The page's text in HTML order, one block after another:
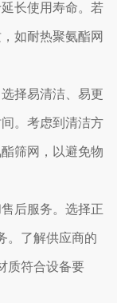
长使用寿命。若
如耐热聚氨酯网
择易清洁、易更
。考虑到清洁方
筛网，以避免物
后服务。选择正
。了解供应商的
质符合设备要